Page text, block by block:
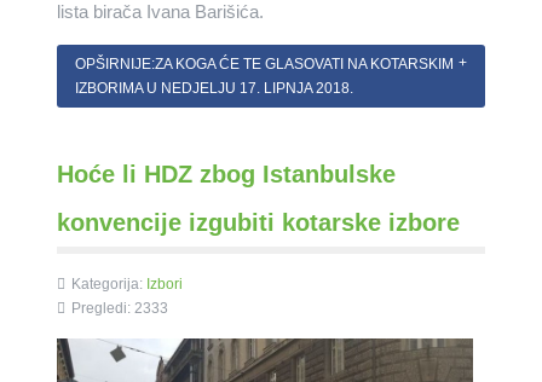
lista birača Ivana Barišića.
OPŠIRNIJE:ZA KOGA ĆE TE GLASOVATI NA KOTARSKIM
IZBORIMA U NEDJELJU 17. LIPNJA 2018.
Hoće li HDZ zbog Istanbulske
konvencije izgubiti kotarske izbore
Kategorija: Izbori
Pregledi: 2333